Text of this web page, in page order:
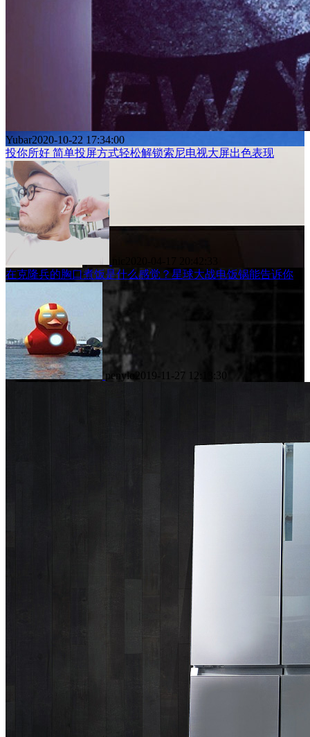
Yubar2020-10-22 17:34:00
投你所好 简单投屏方式轻松解锁索尼电视大屏出色表现
在克隆兵的胸口煮饭是什么感觉？星球大战电饭锅能告诉你
penylo 2019-11-27 12:13:30